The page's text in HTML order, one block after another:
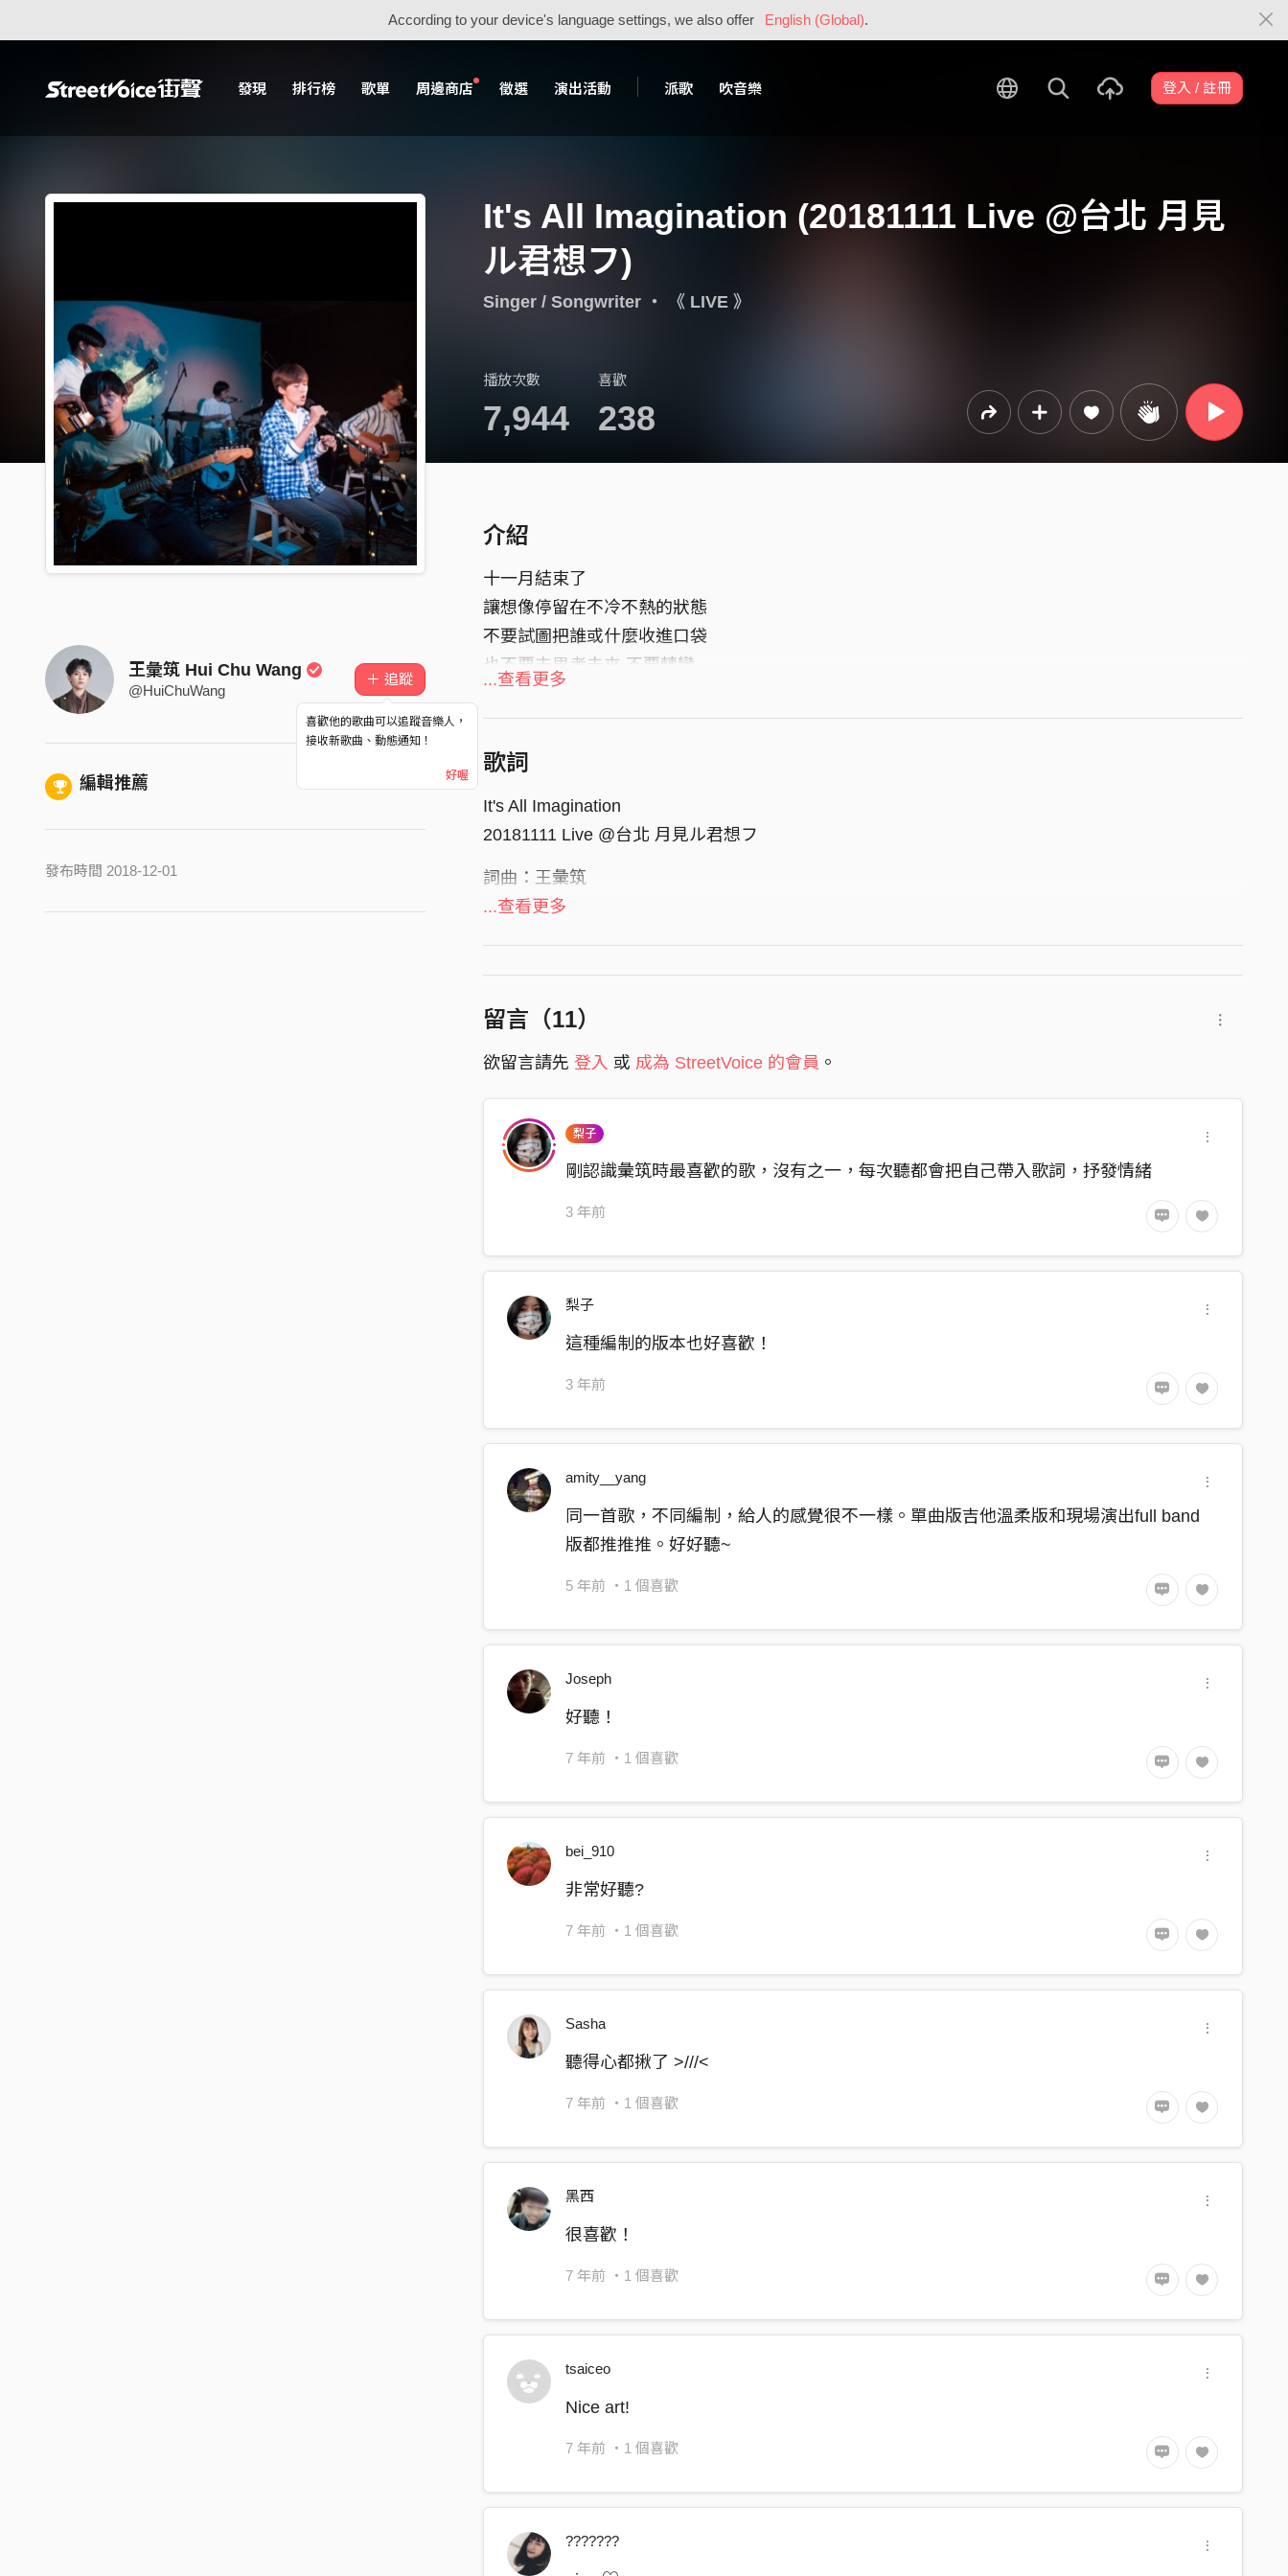
According to your device's language settings, we also offer English (Global).
發現 排行榜 歌單 周邊商店 徵選 演出活動 派歌 吹音樂 登入 / 註冊
It's All Imagination (20181111 Live @台北 月見
ル君想フ)
Singer / Songwriter・ 《 LIVE 》
播放次數
7,944
喜歡
238
王彙筑 Hui Chu Wang
@HuiChuWang
＋ 追蹤
喜歡他的歌曲可以追蹤音樂人，
接收新歌曲、動態通知！
好喔
編輯推薦
發布時間 2018-12-01
介紹
十一月結束了
讓想像停留在不冷不熱的狀態
不要試圖把誰或什麼收進口袋
也不要去思考未來 不要轉彎
用百米衝刺的力氣把最後31天跑完吧
...查看更多
歌詞
It's All Imagination
20181111 Live @台北 月見ル君想フ
詞曲：王彙筑
編曲：Oh-Oh NEX
主唱：王彙筑
木吉他：王宥盛
電吉他：沈亦峯
貝斯：吳秉和
鼓手：彭胡傑
It has been six months and I still hope
The misunderstanding could no longer exist
November sun shines like your smile
We dance back and forth
but my hands never hold yours
How much does it take
to make your heart belong to me
How much does it take
to make your heart belong to me
How much does it take
Like this
It’s all imagination
...查看更多
留言（11）
欲留言請先 登入 或 成為 StreetVoice 的會員 。
梨子
剛認識彙筑時最喜歡的歌，沒有之一，每次聽都會把自己帶入歌詞，抒發情緒
3 年前
梨子
這種編制的版本也好喜歡！
3 年前
amity__yang
同一首歌，不同編制，給人的感覺很不一樣。單曲版吉他溫柔版和現場演出full band
版都推推推。好好聽~
5 年前 ・1 個喜歡
Joseph
好聽！
7 年前 ・1 個喜歡
bei_910
非常好聽?
7 年前 ・1 個喜歡
Sasha
聽得心都揪了 >///<
7 年前 ・1 個喜歡
黑西
很喜歡！
7 年前 ・1 個喜歡
tsaiceo
Nice art!
7 年前 ・1 個喜歡
???????